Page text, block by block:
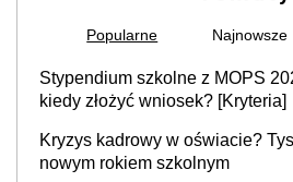
Popularne Najnowsze
Stypendium szkolne z MOPS
kiedy złożyć wniosek? [Kryteria]
Kryzys kadrowy w oświacie?
nowym rokiem szkolnym